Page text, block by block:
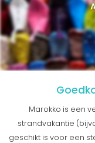
Marokko is een
strandvakantie
geschikt is voor een